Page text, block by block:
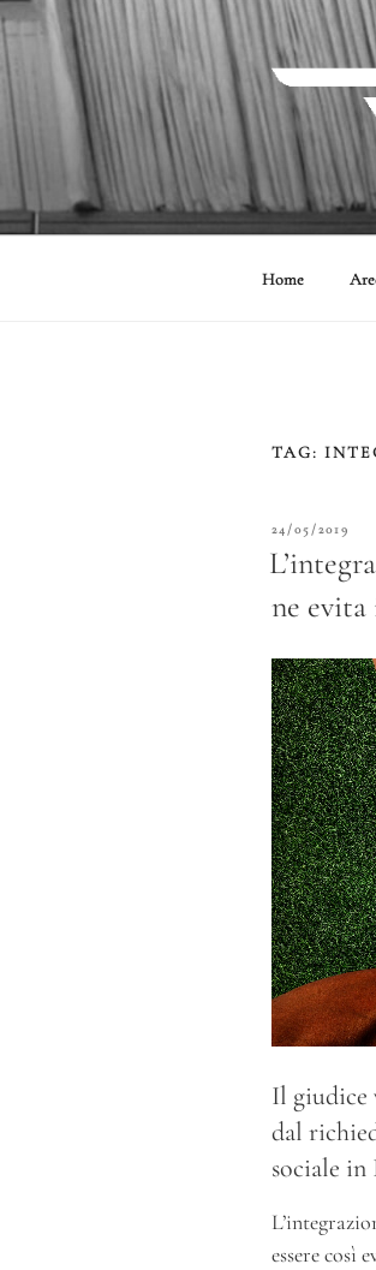
Salta
al
contenuto
Home
TAG:
PUBBLICATO
24/05/2019
ne
Il giudice
dal
sociale
essere così